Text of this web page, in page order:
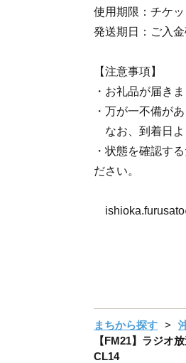
使用期限：チケ
発送期日：ご入
【注意事項】
・お礼品が届き
・万が一不備が
なお、到着日よ
・状態を確認す
ださい。
まちから探す
【FM21】ラジオ
CL14